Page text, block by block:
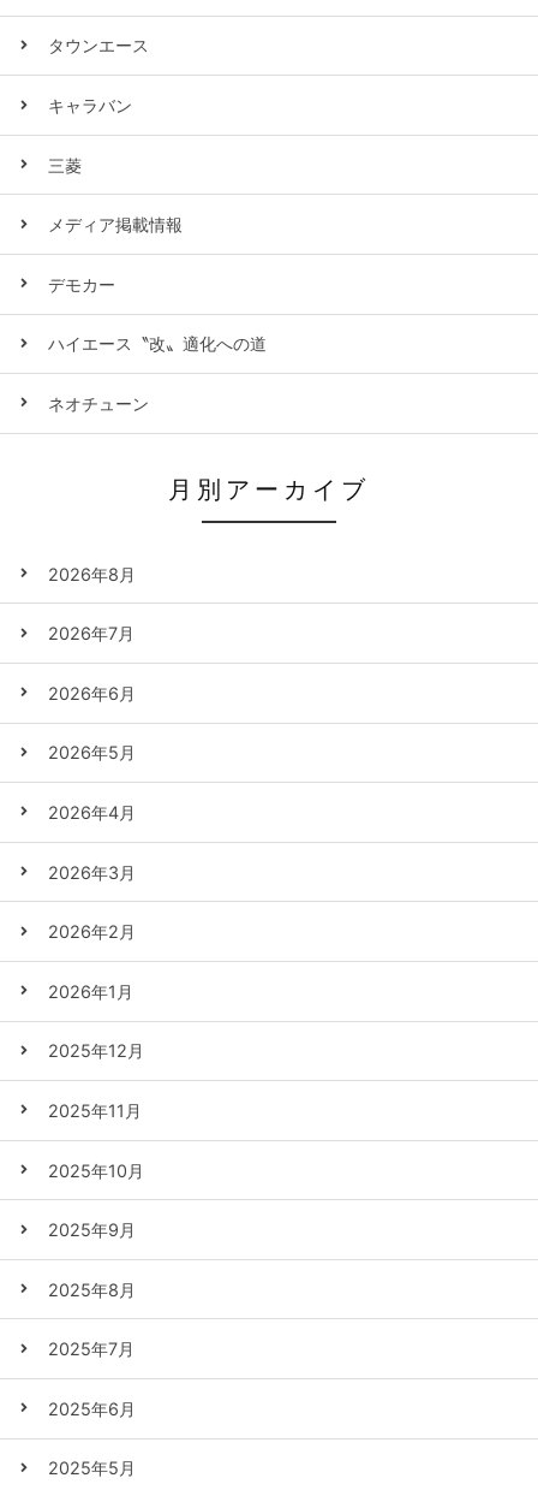
タウンエース
キャラバン
三菱
メディア掲載情報
デモカー
ハイエース〝改〟適化への道
ネオチューン
月別アーカイブ
2026年8月
2026年7月
2026年6月
2026年5月
2026年4月
2026年3月
2026年2月
2026年1月
2025年12月
2025年11月
2025年10月
2025年9月
2025年8月
2025年7月
2025年6月
2025年5月